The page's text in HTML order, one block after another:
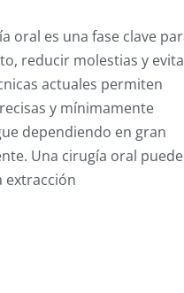
oral es una fase clave
reducir molestias y
actuales permiten
y mínimamente
dependiendo en gran
Una cirugía oral puede
extracción